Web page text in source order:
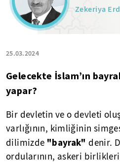
Zekeriya
25.03.2024
Gelecekte İslam’ın
yapar?
Bir devletin ve o devleti
varlığının, kimliğinin
dilimizde "bayrak" denir.
ordularının, askeri